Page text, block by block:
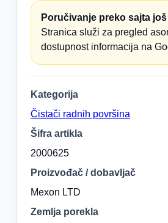
Poručivanje preko sajta
Stranica služi za pregled
dostupnost informacija na
Kategorija
Čistači radnih površina
Šifra artikla
2000625
Proizvođač / dobavljač
Mexon LTD
Zemlja porekla